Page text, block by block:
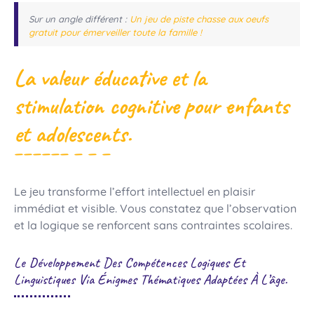
Sur un angle différent : Un jeu de piste chasse aux oeufs
gratuit pour émerveiller toute la famille !
La valeur éducative et la
stimulation cognitive pour enfants
et adolescents.
Le jeu transforme l’effort intellectuel en plaisir
immédiat et visible. Vous constatez que l’observation
et la logique se renforcent sans contraintes scolaires.
Le Développement Des Compétences Logiques Et
Linguistiques Via Énigmes Thématiques Adaptées À L’âge.